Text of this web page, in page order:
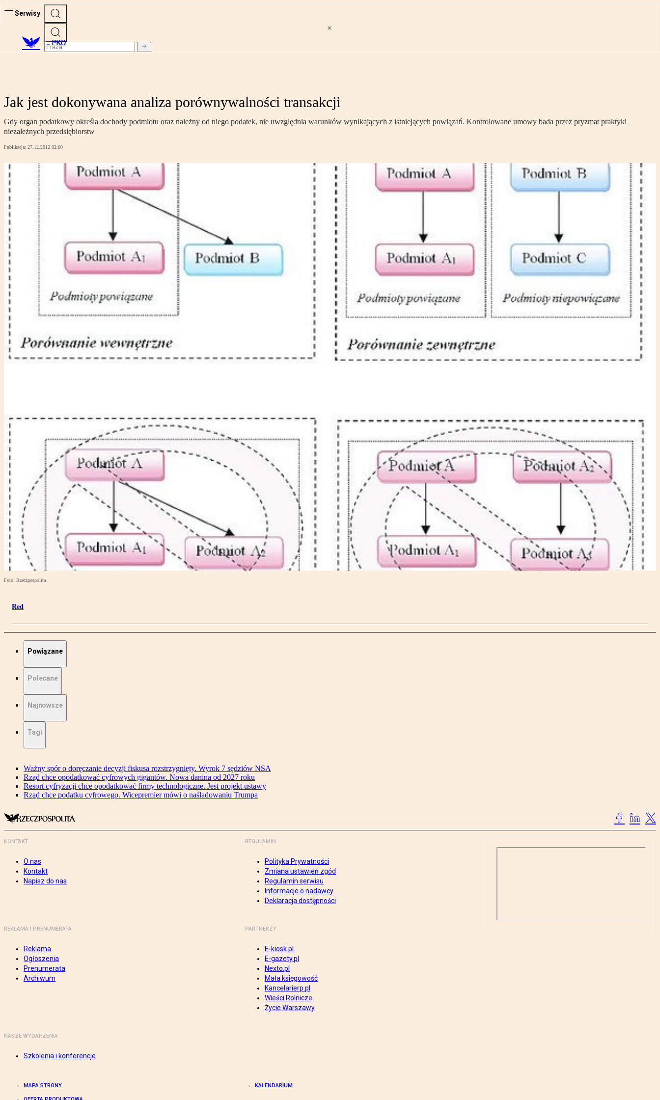
Serwisy
PRO
Jak jest dokonywana analiza porównywalności transakcji
Gdy organ podatkowy określa dochody podmiotu oraz należny od niego podatek, nie uwzględnia warunków wynikających z istniejących powiązań. Kontrolowane umowy bada przez pryzmat praktyki
niezależnych przedsiębiorstw
Publikacja: 27.12.2012 02:00
Foto: Rzeczpospolita
Red
Powiązane
Polecane
Najnowsze
Tagi
Ważny spór o doręczanie decyzji fiskusa rozstrzygnięty. Wyrok 7 sędziów NSA
Rząd chce opodatkować cyfrowych gigantów. Nowa danina od 2027 roku
Resort cyfryzacji chce opodatkować firmy technologiczne. Jest projekt ustawy
Rząd chce podatku cyfrowego. Wicepremier mówi o naśladowaniu Trumpa
KONTAKT
O nas
Kontakt
Napisz do nas
REGULAMIN
Polityka Prywatności
Zmiana ustawień zgód
Regulamin serwisu
Informacje o nadawcy
Deklaracja dostępności
REKLAMA I PRENUMERATA
Reklama
Ogłoszenia
Prenumerata
Archiwum
PARTNERZY
E-kiosk.pl
E-gazety.pl
Nexto.pl
Mała księgowość
Kancelarierp.pl
Wieści Rolnicze
Życie Warszawy
NASZE WYDARZENIA
Szkolenia i konferencje
MAPA STRONY KALENDARIUM